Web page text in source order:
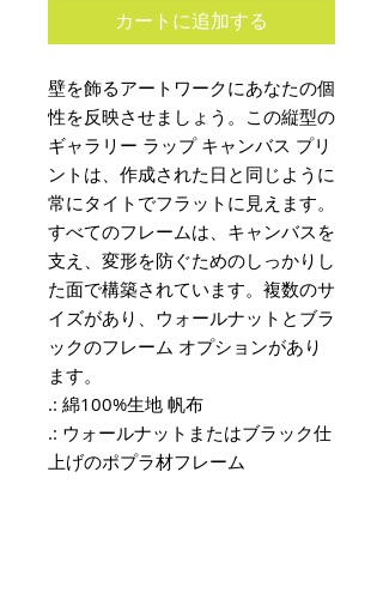
カートに追加する
壁を飾るアートワークにあなたの個
性を反映させましょう。この縦型の
ギャラリー ラップ キャンバス プリ
ントは、作成された日と同じように
常にタイトでフラットに見えます。
すべてのフレームは、キャンバスを
支え、変形を防ぐためのしっかりし
た面で構築されています。複数のサ
イズがあり、ウォールナットとブラ
ックのフレーム オプションがあり
ます。
.: 綿100%生地 帆布
.: ウォールナットまたはブラック仕
上げのポプラ材フレーム